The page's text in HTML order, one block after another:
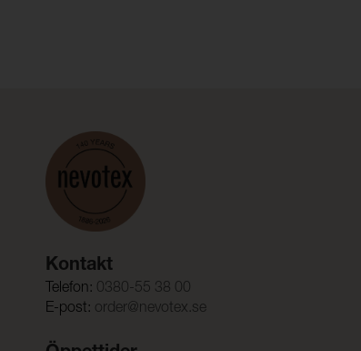
Kontakt
Telefon: 0380-55 38 00
E-post: order@nevotex.se